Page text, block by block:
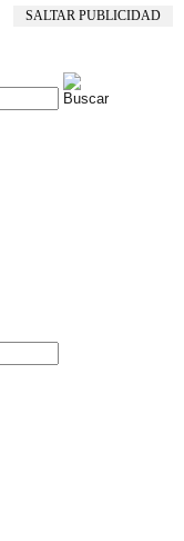
SALTAR PUBLICIDAD